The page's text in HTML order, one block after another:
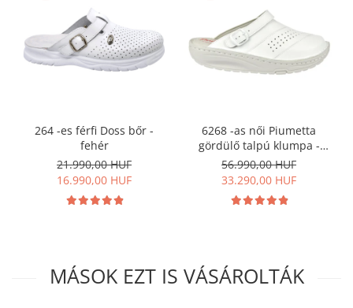
264 -es férfi Doss bőr -
fehér
21.990,00 HUF
16.990,00 HUF
6268 -as női Piumetta
gördülő talpú klumpa -
fehér
56.990,00 HUF
33.290,00 HUF
MÁSOK EZT IS VÁSÁROLTÁK